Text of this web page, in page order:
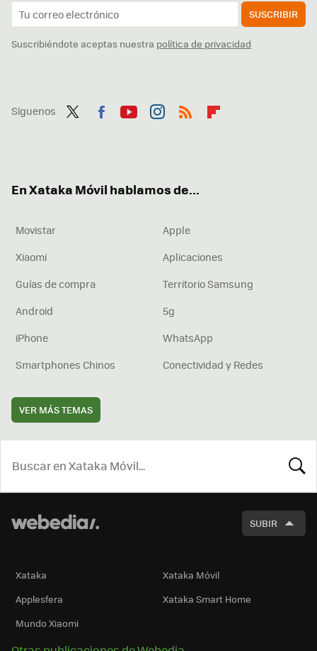
SUSCRIBIR
Suscribiéndote aceptas nuestra política de privacidad
Síguenos
En Xataka Móvil hablamos de...
Movistar
Apple
Xiaomi
Aplicaciones
Guías de compra
Territorio Samsung
Android
5g
iPhone
WhatsApp
Smartphones Chinos
Conectividad y Redes
VER MÁS TEMAS
SUBIR
Xataka
Xataka Móvil
Applesfera
Xataka Smart Home
Mundo Xiaomi